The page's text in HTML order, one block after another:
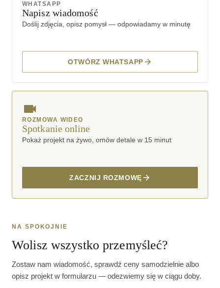
WHATSAPP
Napisz wiadomość
Doślij zdjęcia, opisz pomysł — odpowiadamy w minutę
OTWÓRZ WHATSAPP
ROZMOWA WIDEO
Spotkanie online
Pokaż projekt na żywo, omów detale w 15 minut
ZACZNIJ ROZMOWĘ
NA SPOKOJNIE
Wolisz wszystko przemyśleć?
Zostaw nam wiadomość, sprawdź ceny samodzielnie albo
opisz projekt w formularzu — odezwiemy się w ciągu doby.